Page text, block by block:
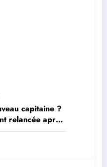
capitaine ?
relancée après